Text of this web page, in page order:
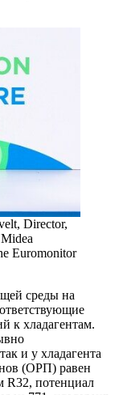
Director,
Euromonitor
среды на
к хладагентам.
и у хладагента
(ОРП) равен
R32, потенциал